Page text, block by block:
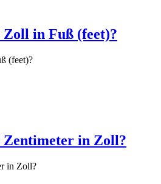
in Fuß (feet)?
(feet)?
Zentimeter in Zoll?
in Zoll?